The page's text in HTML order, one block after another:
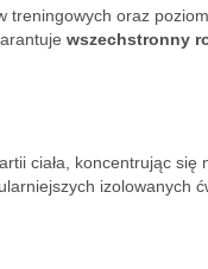
oraz
wszechstronny
ciała, koncentrując się
izolowanych